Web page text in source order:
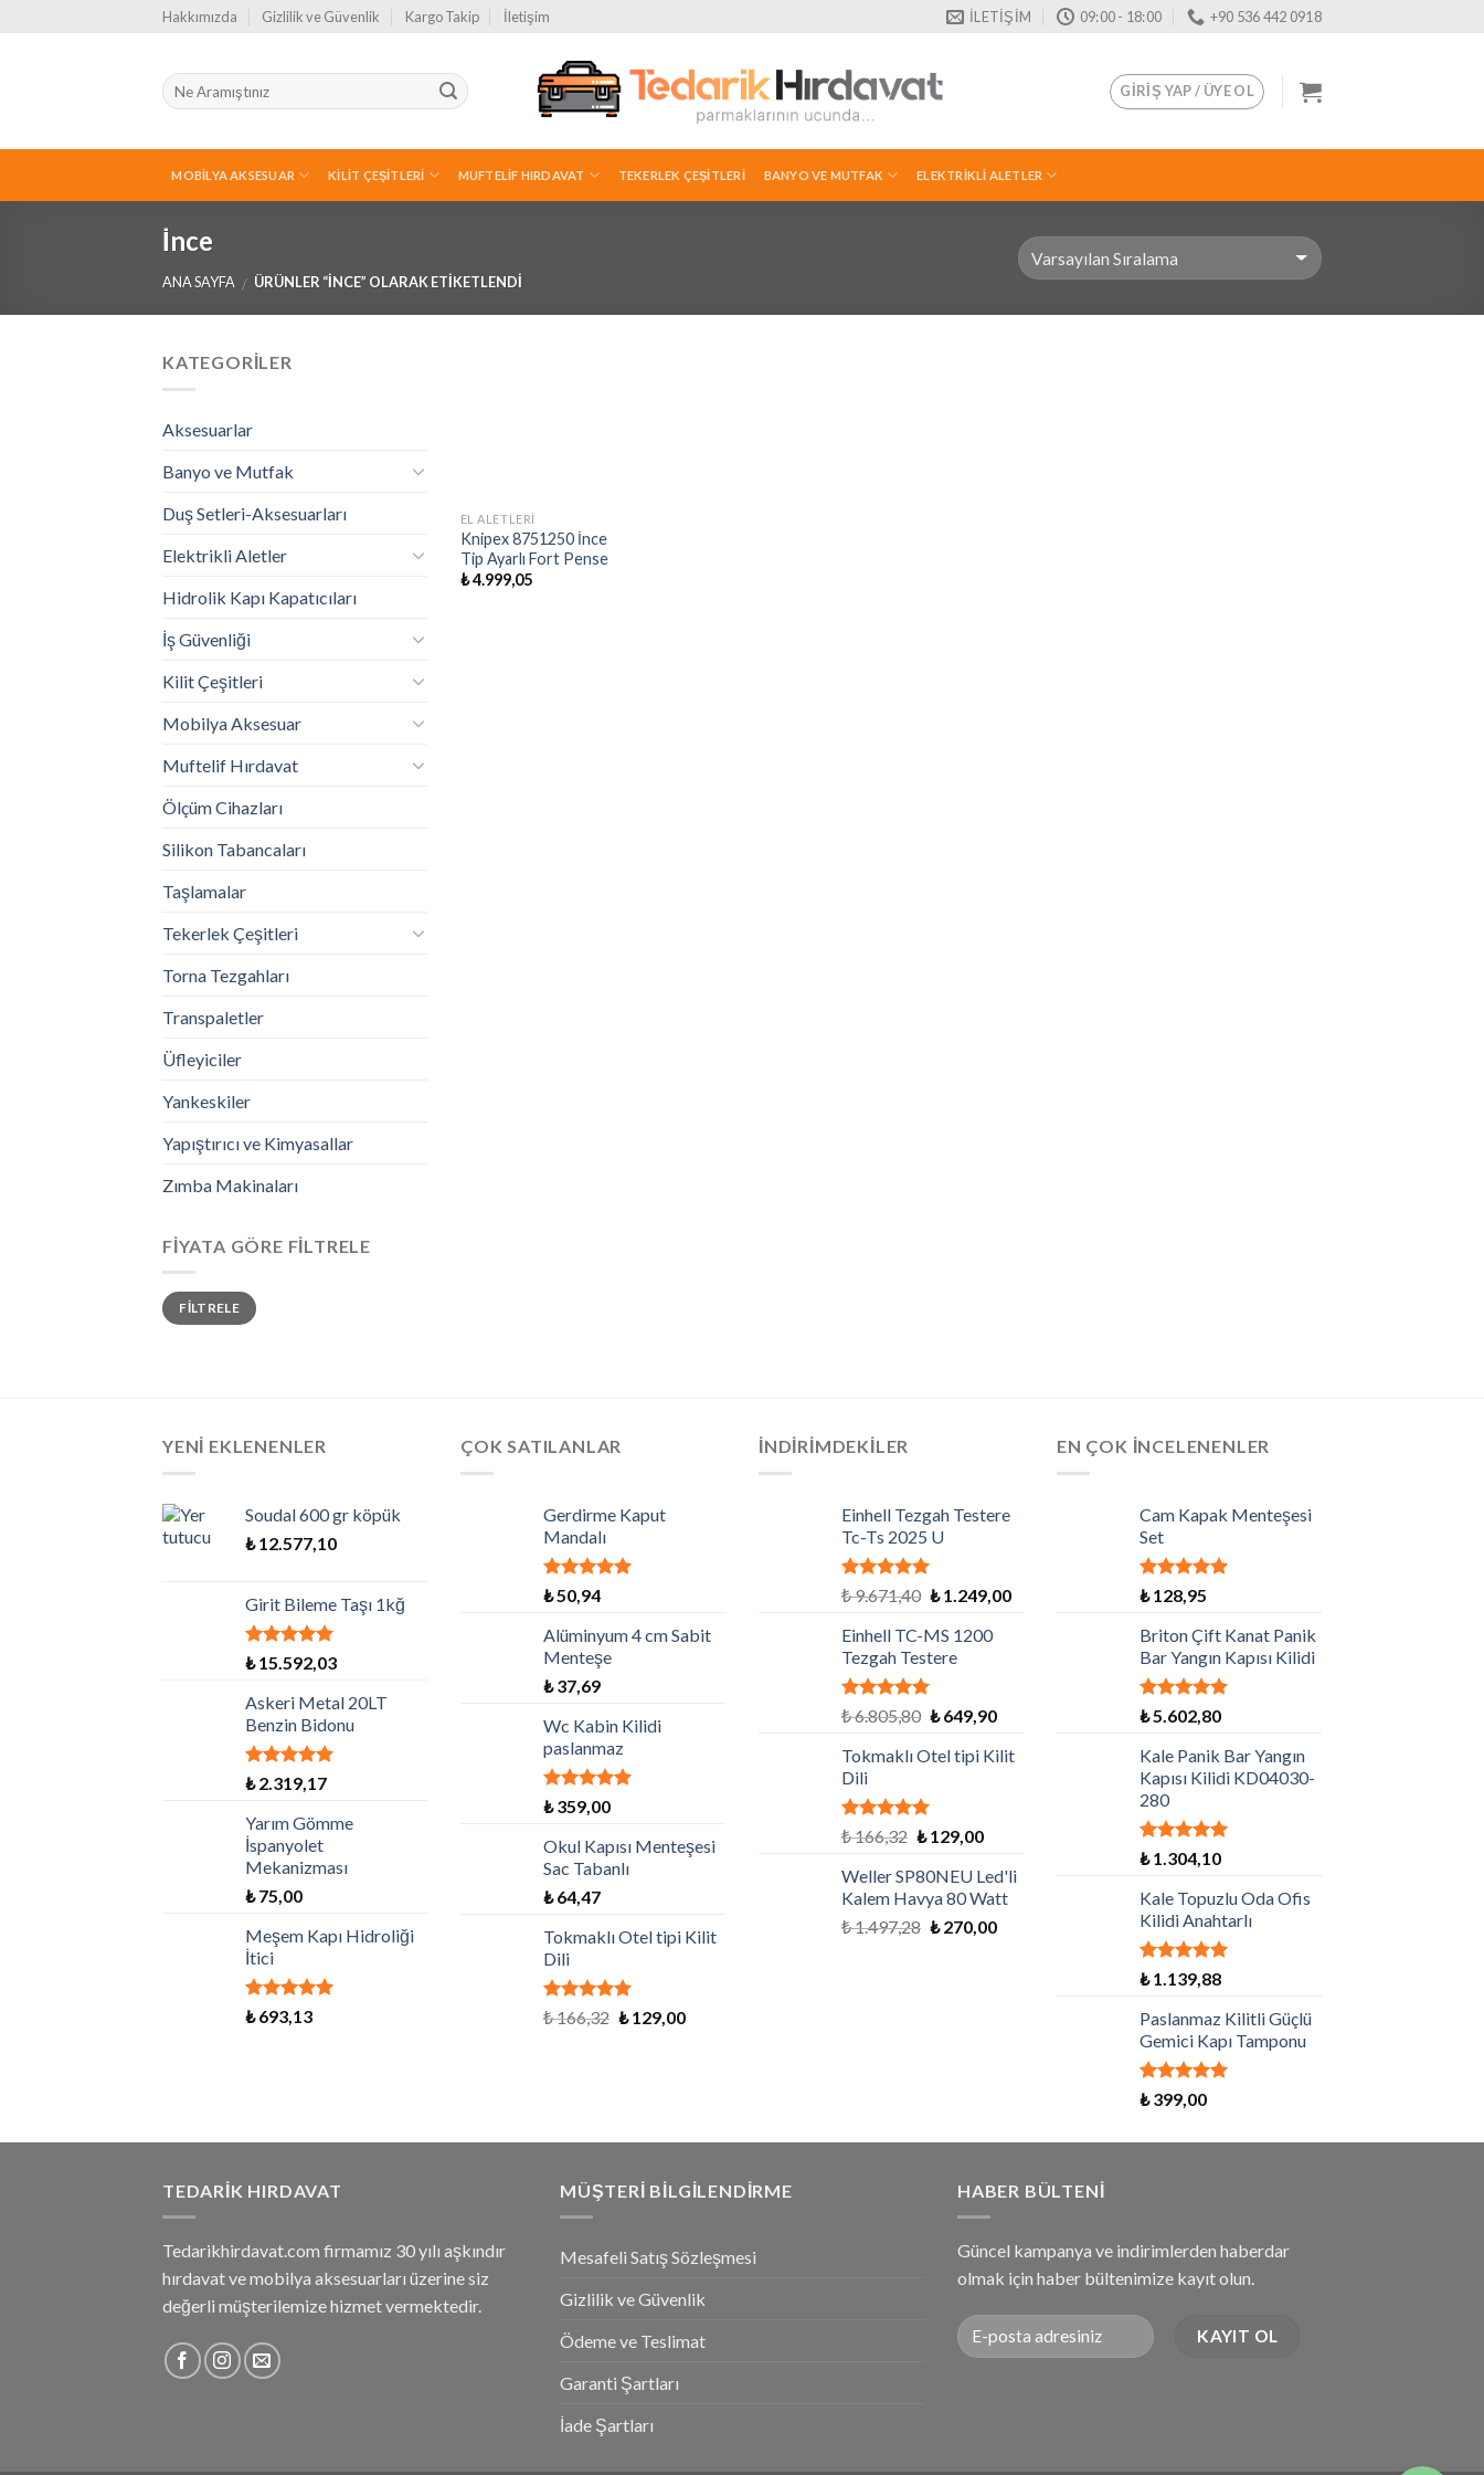
Hakkımızda Gizlilik ve Güvenlik Kargo Takip İletişim İLETİŞİM 09:00 - 18:00 +90 536 442 0918
GIRIŞ YAP / ÜYE OL
MOBILYA AKSESUAR KILIT ÇEŞITLERI MUFTELIF HIRDAVAT TEKERLEK ÇEŞITLERI BANYO VE MUTFAK ELEKTRIKLI ALETLER
İnce
ANA SAYFA / ÜRÜNLER “İNCE” OLARAK ETIKETLENDI
KATEGORILER
Aksesuarlar
Banyo ve Mutfak
Duş Setleri-Aksesuarları
Elektrikli Aletler
Hidrolik Kapı Kapatıcıları
İş Güvenliği
Kilit Çeşitleri
Mobilya Aksesuar
Muftelif Hırdavat
Ölçüm Cihazları
Silikon Tabancaları
Taşlamalar
Tekerlek Çeşitleri
Torna Tezgahları
Transpaletler
Üfleyiciler
Yankeskiler
Yapıştırıcı ve Kimyasallar
Zımba Makinaları
FIYATA GÖRE FILTRELE
FILTRELE
EL ALETLERI
Knipex 8751250 İnce
Tip Ayarlı Fort Pense
₺4.999,05
YENI EKLENENLER
Soudal 600 gr köpük
₺12.577,10
Girit Bileme Taşı 1kğ
5 üzerinden
oy aldı
₺15.592,03
Askeri Metal 20LT
Benzin Bidonu
5 üzerinden
oy aldı
₺2.319,17
Yarım Gömme
İspanyolet
Mekanizması
₺75,00
Meşem Kapı Hidroliği
İtici
5 üzerinden
oy aldı
₺693,13
ÇOK SATILANLAR
Gerdirme Kaput
Mandalı
5 üzerinden
oy aldı
₺50,94
Alüminyum 4 cm Sabit
Menteşe
₺37,69
Wc Kabin Kilidi
paslanmaz
5 üzerinden
oy aldı
₺359,00
Okul Kapısı Menteşesi
Sac Tabanlı
₺64,47
Tokmaklı Otel tipi Kilit
Dili
5 üzerinden
oy
₺166,32 ₺129,00
İNDIRIMDEKILER
Einhell Tezgah Testere
Tc-Ts 2025 U
5 üzerinden
oy aldı
₺9.671,40 ₺1.249,00
Einhell TC-MS 1200
Tezgah Testere
5 üzerinden
oy aldı
₺6.805,80 ₺649,90
Tokmaklı Otel tipi Kilit
Dili
5 üzerinden
oy
aldı
₺166,32 ₺129,00
Weller SP80NEU Led'li
Kalem Havya 80 Watt
₺1.497,28 ₺270,00
EN ÇOK İNCELENENLER
Cam Kapak Menteşesi
Set
5 üzerinden
oy aldı
₺128,95
Briton Çift Kanat Panik
Bar Yangın Kapısı Kilidi
5 üzerinden
oy aldı
₺5.602,80
Kale Panik Bar Yangın
Kapısı Kilidi KD04030-
280
5 üzerinden
oy aldı
₺1.304,10
Kale Topuzlu Oda Ofis
Kilidi Anahtarlı
5 üzerinden
oy aldı
₺1.139,88
Paslanmaz Kilitli Güçlü
Gemici Kapı Tamponu
5 üzerinden
oy aldı
₺399,00
TEDARIK HIRDAVAT
Tedarikhirdavat.com firmamız 30 yılı aşkındır
hırdavat ve mobilya aksesuarları üzerine siz
değerli müşterilemize hizmet vermektedir.
MÜŞTERI BILGILENDIRME
Mesafeli Satış Sözleşmesi
Gizlilik ve Güvenlik
Ödeme ve Teslimat
Garanti Şartları
İade Şartları
HABER BÜLTENI
Güncel kampanya ve indirimlerden haberdar
olmak için haber bültenimize kayıt olun.